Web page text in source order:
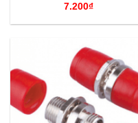
7.200₫